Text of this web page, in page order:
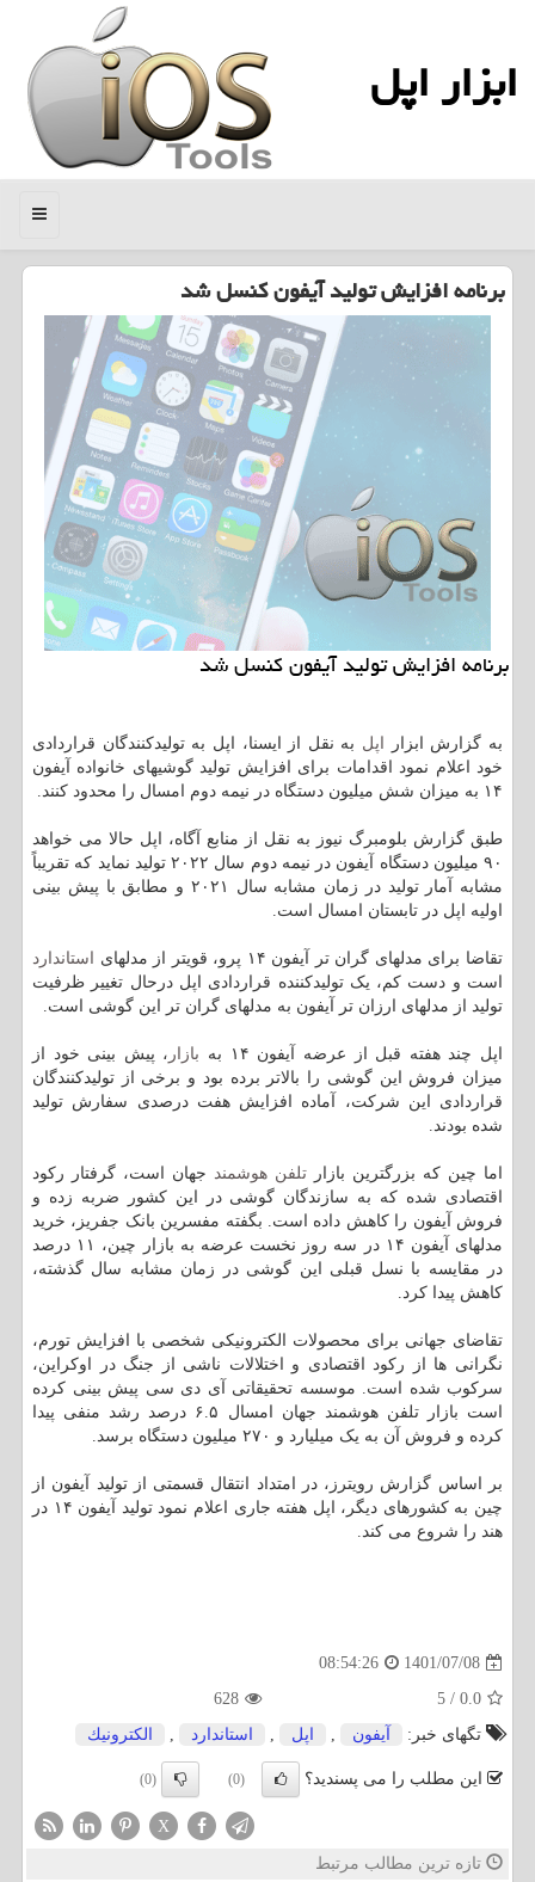
ابزار اپل
منو
برنامه افزایش تولید آیفون کنسل شد
برنامه افزایش تولید آیفون کنسل شد
به گزارش ابزار اپل به نقل از ایسنا، اپل به تولیدکنندگان قراردادی
خود اعلام نمود اقدامات برای افزایش تولید گوشیهای خانواده آیفون
۱۴ به میزان شش میلیون دستگاه در نیمه دوم امسال را محدود کنند.
طبق گزارش بلومبرگ نیوز به نقل از منابع آگاه، اپل حالا می خواهد
۹۰ میلیون دستگاه آیفون در نیمه دوم سال ۲۰۲۲ تولید نماید که تقریباً
مشابه آمار تولید در زمان مشابه سال ۲۰۲۱ و مطابق با پیش بینی
اولیه اپل در تابستان امسال است.
تقاضا برای مدلهای گران تر آیفون ۱۴ پرو، قویتر از مدلهای
استاندارد
است و دست کم، یک تولیدکننده قراردادی اپل درحال تغییر ظرفیت
تولید از مدلهای ارزان تر آیفون به مدلهای گران تر این گوشی است.
اپل چند هفته قبل از عرضه آیفون ۱۴ به بازار ، پیش بینی خود از
میزان فروش این گوشی را بالاتر برده بود و برخی از تولیدکنندگان
قراردادی این شرکت، آماده افزایش هفت درصدی سفارش تولید
شده بودند.
اما چین که بزرگترین بازار تلفن هوشمند جهان است، گرفتار رکود
اقتصادی شده که به سازندگان گوشی در این کشور ضربه زده و
فروش آیفون را کاهش داده است. بگفته مفسرین بانک جفریز، خرید
مدلهای آیفون ۱۴ در سه روز نخست عرضه به بازار چین، ۱۱ درصد
در مقایسه با نسل قبلی این گوشی در زمان مشابه سال گذشته،
کاهش پیدا کرد.
تقاضای جهانی برای محصولات الکترونیکی شخصی با افزایش تورم،
نگرانی ها از رکود اقتصادی و اختلالات ناشی از جنگ در اوکراین،
سرکوب شده است. موسسه تحقیقاتی آی دی سی پیش بینی کرده
است بازار تلفن هوشمند جهان امسال ۶.۵ درصد رشد منفی پیدا
کرده و فروش آن به یک میلیارد و ۲۷۰ میلیون دستگاه برسد.
بر اساس گزارش رویترز، در امتداد انتقال قسمتی از تولید آیفون از
چین به کشورهای دیگر، اپل هفته جاری اعلام نمود تولید آیفون ۱۴ در
هند را شروع می کند.
1401/07/08
08:54:26
0.0
/
5
628
تگهای خبر:
آیفون , اپل , استاندارد , الكترونیك
این مطلب را می پسندید؟ (0)
(0)
X
تازه ترین مطالب مرتبط